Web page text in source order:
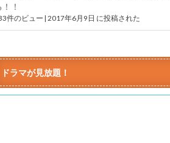
！
件のビュー 2017年6月9日 に投稿された
ドラマが見放題！